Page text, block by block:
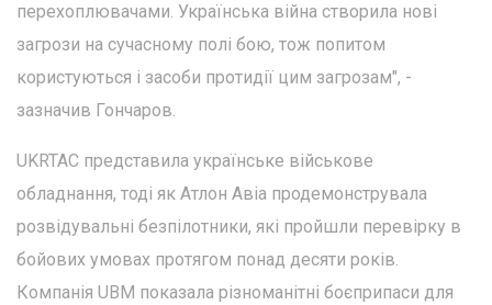
перехоплювачами. Українська війна створила нові
загрози на сучасному полі бою, тож попитом
користуються і засоби протидії цим загрозам", -
зазначив Гончаров.
UKRTAC представила українське військове
обладнання, тоді як Атлон Авіа продемонструвала
розвідувальні безпілотники, які пройшли перевірку в
бойових умовах протягом понад десяти років.
Компанія UBM показала різноманітні боєприпаси для